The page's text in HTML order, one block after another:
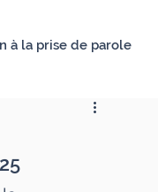
à la prise de parole